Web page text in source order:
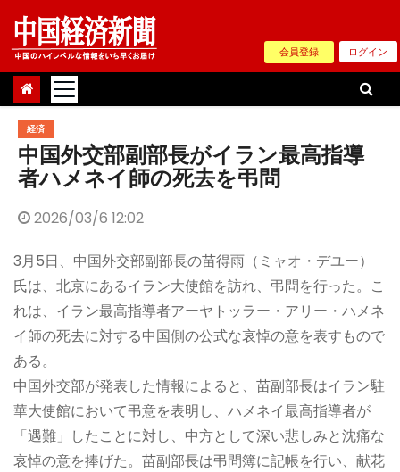
Skip
content
会員登録 ログイン
経済
中国外交部副部長がイラン最高指導
者ハメネイ師の死去を弔問
2026/03/6 12:02
3月5日、中国外交部副部長の苗得雨（ミャオ・デユー）
氏は、北京にあるイラン大使館を訪れ、弔問を行った。こ
れは、イラン最高指導者アーヤトッラー・アリー・ハメネ
イ師の死去に対する中国側の公式な哀悼の意を表すもので
ある。
中国外交部が発表した情報によると、苗副部長はイラン駐
華大使館において弔意を表明し、ハメネイ最高指導者が
「遇難」したことに対し、中方として深い悲しみと沈痛な
哀悼の意を捧げた。苗副部長は弔問簿に記帳を行い、献花